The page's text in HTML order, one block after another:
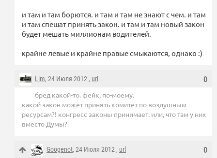
и там и там борются. и там и там не знают с чем. и там
и там спешат принять закон. и там и там новый закон
будет мешать миллионам водителей.
крайне левые и крайне правые смыкаются, однако :)
0
Lim, 24 Июля 2012 , url
бред какой-то. фейк, по-моему.
какой закон может принять комитет по воздушным
ресурсам?! конгресс законы принимает. или, что там у них
вместо Думы?
0
Googenot, 24 Июля 2012 , url